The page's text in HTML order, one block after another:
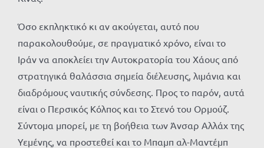
Όσο εκπληκτικό κι αν ακούγεται, αυτό που
παρακολουθούμε, σε πραγματικό χρόνο, είναι το
Ιράν να αποκλείει την Αυτοκρατορία του Χάους από
στρατηγικά θαλάσσια σημεία διέλευσης, λιμάνια και
διαδρόμους ναυτικής σύνδεσης. Προς το παρόν, αυτά
είναι ο Περσικός Κόλπος και το Στενό του Ορμούζ.
Σύντομα μπορεί, με τη βοήθεια των Άνσαρ Αλλάχ της
Υεμένης, να προστεθεί και το Μπαμπ αλ-Μαντέμπ